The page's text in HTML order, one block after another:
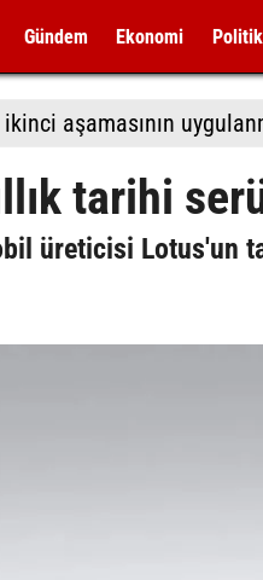
Gündem Ekonomi
tarihi
üreticisi Lotus'un